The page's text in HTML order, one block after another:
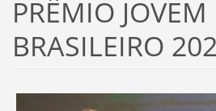
PRÊMIO JOVEM
BRASILEIRO